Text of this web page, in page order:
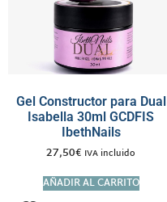
Gel Constructor para Dual
Isabella 30ml GCDFIS
IbethNails
27,50€ IVA incluido
AÑADIR AL CARRITO